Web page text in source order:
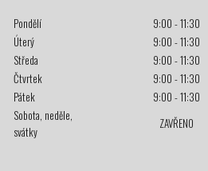
Pondělí 9:00 - 11:30
Úterý
9:00 - 11:30
Středa
9:00 - 11:30
Čtvrtek
9:00 - 11:30
Pátek
9:00 - 11:30
Sobota, neděle,
svátky
ZAVŘENO